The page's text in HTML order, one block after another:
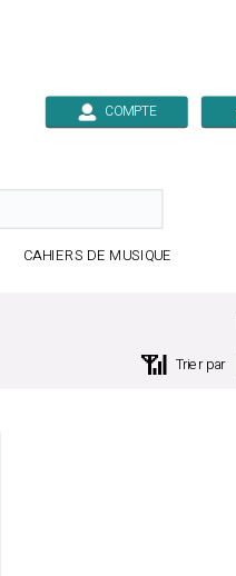
COMPTE
CAHIERS DE MUSIQUE
📶 Trier par